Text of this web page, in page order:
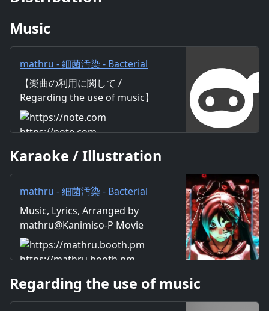
Music
mathru - 細菌汚染 - Bacterial
Contamination - feat. 初音ミク
- Bacterial Contamination feat.
Miku Hatsune｜mathru
【楽曲の利用に関して /
Regarding the use of music】
https://mathru.net/terms/musi
c 【歌詞 / Lyrics】 Lyrics：
Arrange：mathru Sing：Miku
だ」「アイツは無視するんだっ
て」 「アイツに関わった奴はま
とめてツブしちゃえばいいよ
ね？(笑)」 ターゲットはアタシ
だ 誰かが噂していたんだ ｢アイ
ツってムカツカね？(笑)｣ なん
に罹って キミは逃れられないや
最近 ココロも病んで 痛い い
https://note.com
Karaoke / Illustration
mathru - 細菌汚染 - Bacterial
Contamination - feat. 初音ミク
- Bacterial Contamination feat.
Miku Hatsune - mathruねっと -
BOOTH
Music, Lyrics, Arranged by
mathru@Kanimiso-P Movie
Deino
https://mathru.booth.pm
Regarding the use of music